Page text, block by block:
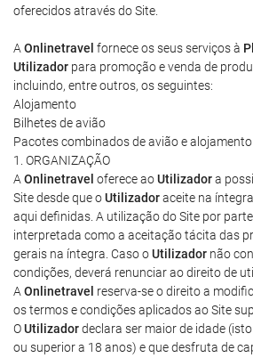
oferecidos através do Site.
A Onlinetravel fornece os seus serviços à
Utilizador para promoção e venda de
incluindo, entre outros, os seguintes:
Alojamento
Bilhetes de avião
Pacotes combinados de avião e alojamento
1. ORGANIZAÇÃO
A Onlinetravel oferece aoUtilizadora
Site desde que oUtilizadoraceite na
aqui definidas. A utilização do Site por
interpretada como a aceitação tácita das
gerais na íntegra. Caso oUtilizador não
condições, deverá renunciar ao direito de
A Onlinetravel reserva-se o direito a
os termos e condições aplicados ao Site
OUtilizadordeclara ser maior de idade
ou superior a 18 anos) e que desfruta de